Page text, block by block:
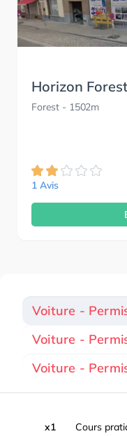
Horizon
Forest - 1502m
1 Avis
Voiture -
Voiture -
Voiture -
x1 Cours